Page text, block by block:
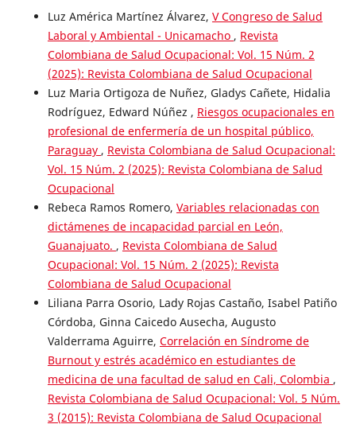
Luz América Martínez Álvarez, V Congreso de Salud
Laboral y Ambiental - Unicamacho , Revista
Colombiana de Salud Ocupacional: Vol. 15 Núm. 2
(2025): Revista Colombiana de Salud Ocupacional
Luz Maria Ortigoza de Nuñez, Gladys Cañete, Hidalia
Rodríguez, Edward Núñez , Riesgos ocupacionales en
profesional de enfermería de un hospital público,
Paraguay , Revista Colombiana de Salud Ocupacional:
Vol. 15 Núm. 2 (2025): Revista Colombiana de Salud
Ocupacional
Rebeca Ramos Romero, Variables relacionadas con
dictámenes de incapacidad parcial en León,
Guanajuato. , Revista Colombiana de Salud
Ocupacional: Vol. 15 Núm. 2 (2025): Revista
Colombiana de Salud Ocupacional
Liliana Parra Osorio, Lady Rojas Castaño, Isabel Patiño
Córdoba, Ginna Caicedo Ausecha, Augusto
Valderrama Aguirre, Correlación en Síndrome de
Burnout y estrés académico en estudiantes de
medicina de una facultad de salud en Cali, Colombia ,
Revista Colombiana de Salud Ocupacional: Vol. 5 Núm.
3 (2015): Revista Colombiana de Salud Ocupacional